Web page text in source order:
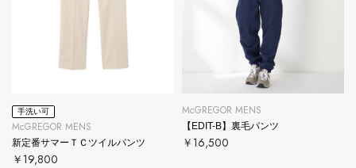
手洗い可
McGREGOR MENS
新定番サマーＴＣツイルパンツ
￥19,800
McGREGOR MENS
【EDIT-B】裏毛パンツ
￥16,500